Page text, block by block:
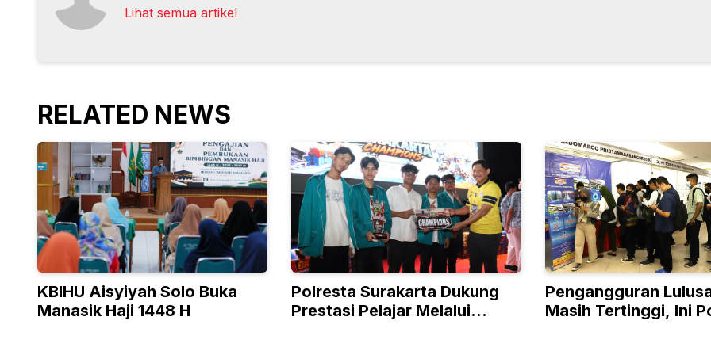
Lihat semua artikel
RELATED NEWS
KBIHU Aisyiyah Solo Buka
Manasik Haji 1448 H
Polresta Surakarta Dukung
Prestasi Pelajar Melalui
Pengangguran
Masih Tertinggi, Ini